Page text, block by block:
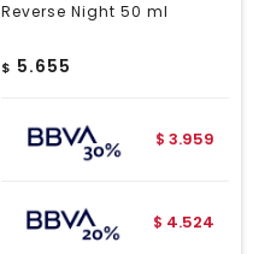
Reverse Night 50 ml
$ 5.655
$ 3.959
$ 4.524